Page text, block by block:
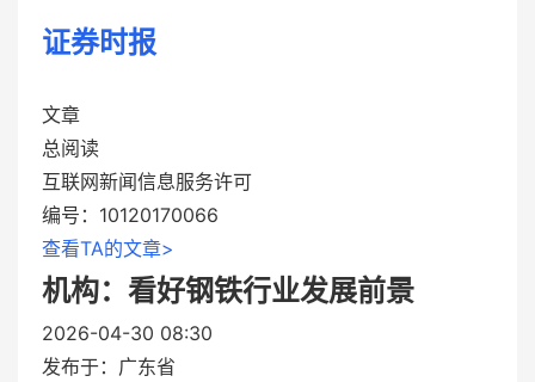
证券时报
文章
总阅读
互联网新闻信息服务许可
编号：10120170066
查看TA的文章>
机构：看好钢铁行业发展前景
2026-04-30 08:30
发布于： 广东省